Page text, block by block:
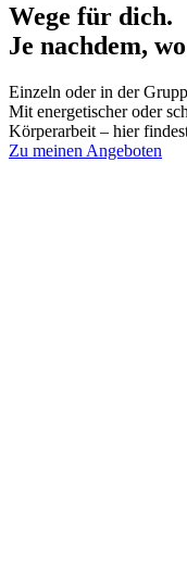
Wege für dich.
Je nachdem,
Einzeln oder in der
Mit energetischer oder
Körperarbeit – hier
Zu meinen Angeboten